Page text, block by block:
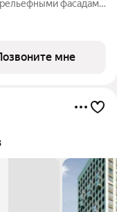
фасадами
стилобатом, в
лобби с
мне